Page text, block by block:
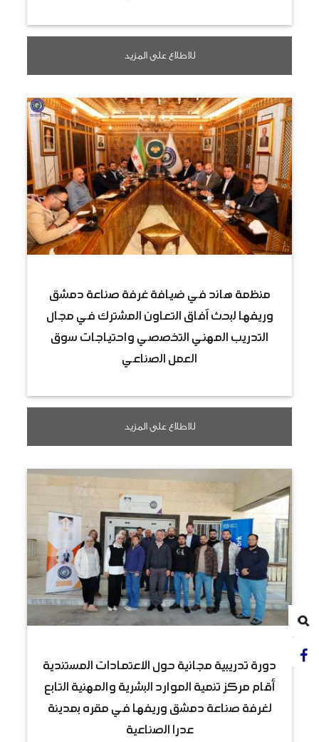
للاطلاع على المزيد
منظمة هاند في ضيافة غرفة صناعة دمشق
وريفها لبحث آفاق التعاون المشترك في مجال
التدريب المهني التخصصي واحتياجات سوق
العمل الصناعي
للاطلاع على المزيد
دورة تدريبية مجانية حول الاعتمادات المستندية
أقام مركز تنمية الموارد البشرية والمهنية التابع
لغرفة صناعة دمشق وريفها في مقره بمدينة
عدرا الصناعية